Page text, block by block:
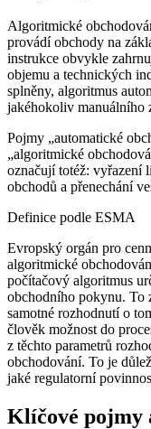
Algoritmické
provádí obchody na
instrukce obvykle
objemu a technických
splněny, algoritmus
jakéhokoliv manuálního
Pojmy „automatické
„algoritmické
označují totéž: vyřazení
obchodů a přenechání
Definice podle ESMA
Evropský orgán pro
algoritmické
počítačový algoritmus
obchodního pokynu. To
samotné rozhodnutí o
člověk možnost do
z těchto parametrů
obchodování. To je
jaké regulatorní
Klíčové pojmy